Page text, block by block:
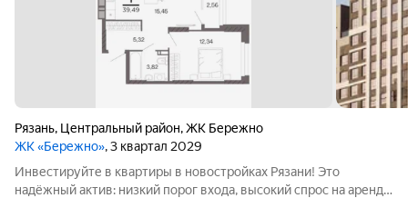
Рязань, Центральный район,ЖК Бережно
ЖК «Бережно», 3 квартал 2029
Инвестируйте в квартиры в новостройках Рязани! Это
надёжный актив: низкий порог входа, высокий спрос на аренду